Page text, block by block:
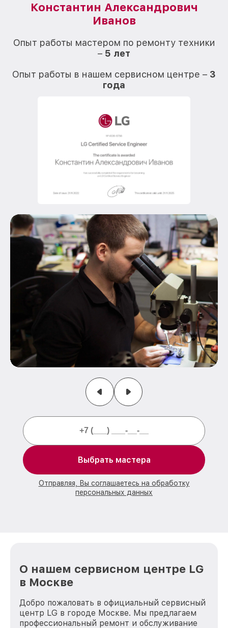
Константин Александрович
Иванов
Опыт работы мастером по ремонту техники
– 5 лет
Опыт работы в нашем сервисном центре – 3
года
Выбрать мастера
Отправляя, Вы соглашаетесь на обработку
персональных данных
О нашем сервисном центре LG
в Москве
Добро пожаловать в официальный сервисный
центр LG в городе Москве. Мы предлагаем
профессиональный ремонт и обслуживание